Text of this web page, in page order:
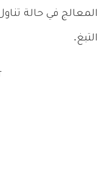
المعالج في حالة
التبغ.